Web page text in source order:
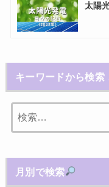
太陽
キーワードから検索
月別で検索